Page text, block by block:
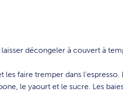
décongeler à couvert à
les faire tremper dans
le yaourt et le sucre. Les